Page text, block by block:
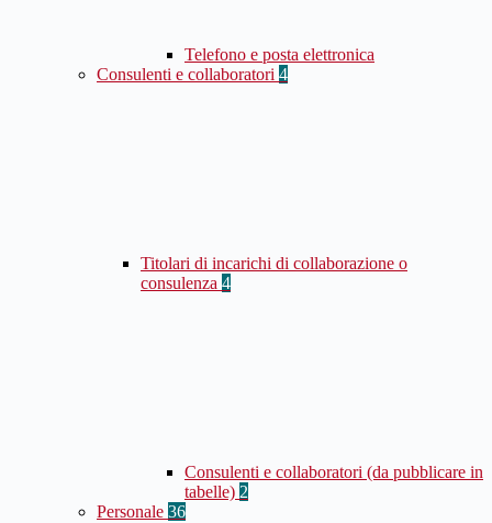
Telefono e posta elettronica
Consulenti e collaboratori 4
Titolari di incarichi di collaborazione o
consulenza 4
Consulenti e collaboratori (da pubblicare in
tabelle) 2
Personale 36